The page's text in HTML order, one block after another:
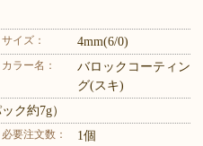
サイズ： 4mm(6/0)
カラー名：
バロックコーティン
グ(スキ)
ク約7g）
必要注文数： 1個